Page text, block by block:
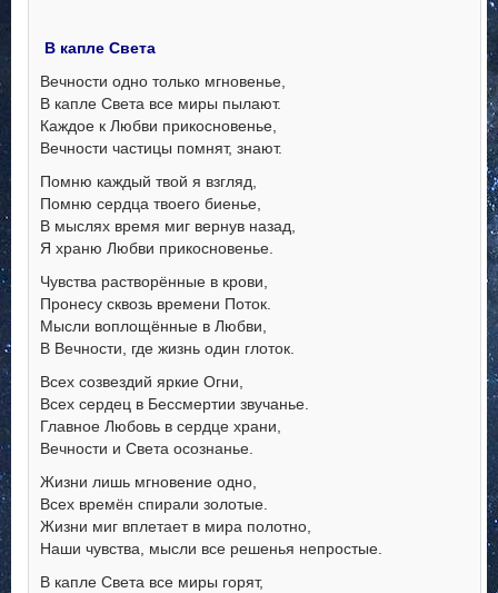
В капле Света
Вечности одно только мгновенье,
В капле Света все миры пылают.
Каждое к Любви прикосновенье,
Вечности частицы помнят, знают.
Помню каждый твой я взгляд,
Помню сердца твоего биенье,
В мыслях время миг вернув назад,
Я храню Любви прикосновенье.
Чувства растворённые в крови,
Пронесу сквозь времени Поток.
Мысли воплощённые в Любви,
В Вечности, где жизнь один глоток.
Всех созвездий яркие Огни,
Всех сердец в Бессмертии звучанье.
Главное Любовь в сердце храни,
Вечности и Света осознанье.
Жизни лишь мгновение одно,
Всех времён спирали золотые.
Жизни миг вплетает в мира полотно,
Наши чувства, мысли все решенья непростые.
В капле Света все миры горят,